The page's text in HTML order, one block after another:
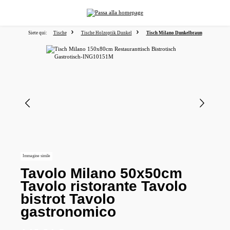
Siete qui: Tische Tische Holzoptik Dunkel Tisch Milano Dunkelbraun
Salta la galleria di immagini
Immagine simile
Tavolo Milano 50x50cm
Tavolo ristorante Tavolo
bistrot Tavolo
gastronomico